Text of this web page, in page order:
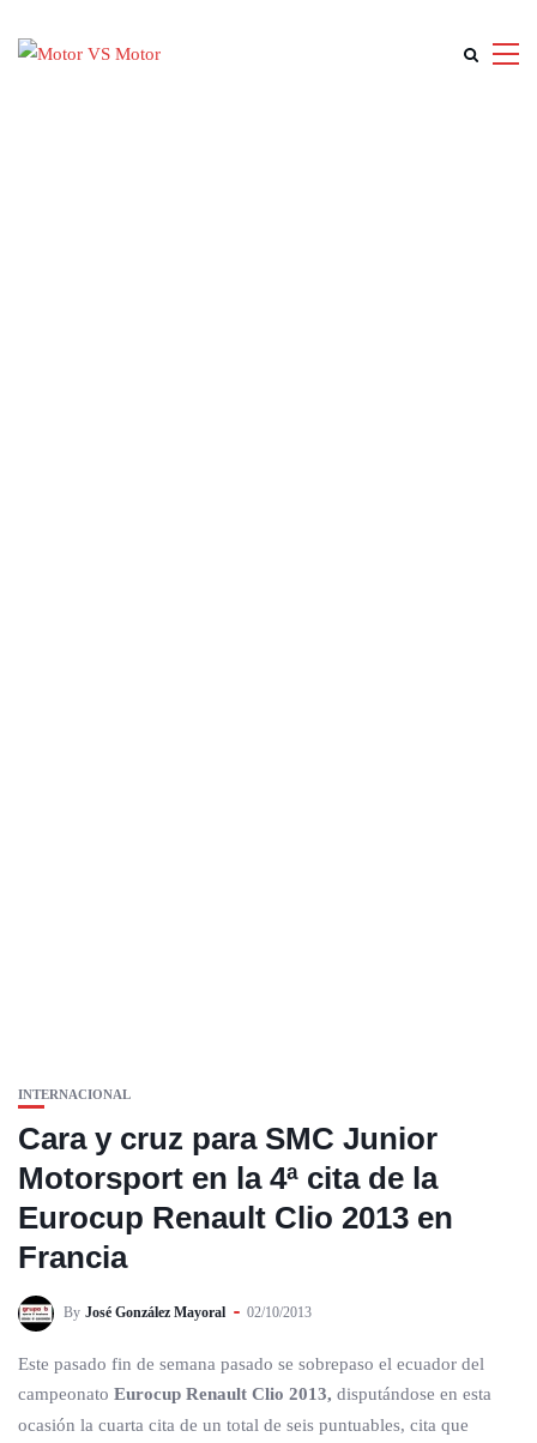
INTERNACIONAL
Cara y cruz para SMC Junior
Motorsport en la 4ª cita de la
Eurocup Renault Clio 2013 en
Francia
By José González Mayoral 02/10/2013
Este pasado fin de semana pasado se sobrepaso el ecuador del
campeonato Eurocup Renault Clio 2013, disputándose en esta
ocasión la cuarta cita de un total de seis puntuables, cita que